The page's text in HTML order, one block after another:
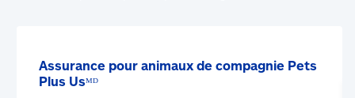
Assurance pour animaux de compagnie Pets
Plus Usᴹᴰ